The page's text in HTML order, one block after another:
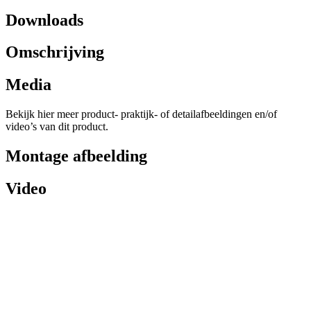
Downloads
Omschrijving
Media
Bekijk hier meer product- praktijk- of detailafbeeldingen en/of
video’s van dit product.
Montage afbeelding
Video